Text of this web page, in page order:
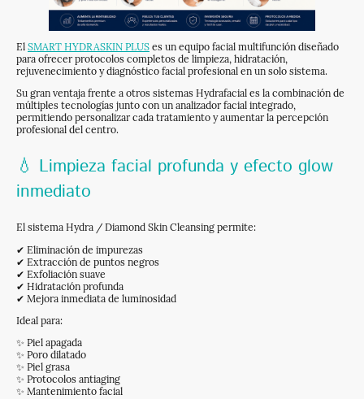
El SMART HYDRASKIN PLUS es un equipo facial multifunción diseñado
para ofrecer protocolos completos de limpieza, hidratación,
rejuvenecimiento y diagnóstico facial profesional en un solo sistema.
Su gran ventaja frente a otros sistemas Hydrafacial es la combinación de
múltiples tecnologías junto con un analizador facial integrado,
permitiendo personalizar cada tratamiento y aumentar la percepción
profesional del centro.
💧 Limpieza facial profunda y efecto glow
inmediato
El sistema Hydra / Diamond Skin Cleansing permite:
✔ Eliminación de impurezas
✔ Extracción de puntos negros
✔ Exfoliación suave
✔ Hidratación profunda
✔ Mejora inmediata de luminosidad
Ideal para:
✨ Piel apagada
✨ Poro dilatado
✨ Piel grasa
✨ Protocolos antiaging
✨ Mantenimiento facial